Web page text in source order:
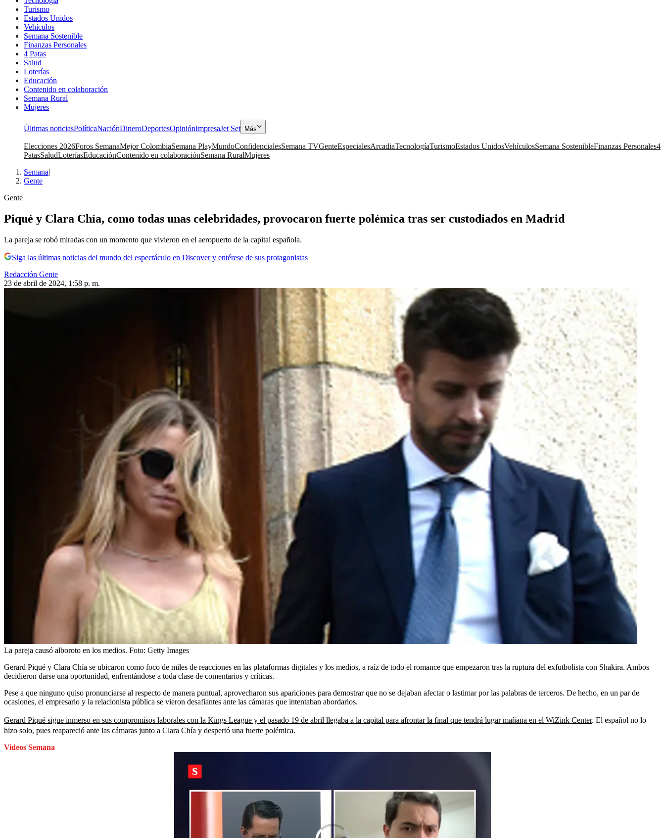
Turismo
Estados Unidos
Vehículos
Semana Sostenible
Finanzas Personales
4 Patas
Salud
Loterías
Educación
Contenido en colaboración
Semana Rural
Mujeres
Últimas noticiasPolíticaNaciónDineroDeportesOpiniónImpresaJet Set Más
Elecciones 2026Foros SemanaMejor ColombiaSemana PlayMundoConfidencialesSemana TVGenteEspecialesArcadiaTecnologíaTurismoEstados UnidosVehículosSemana SostenibleFinanzas Personales4
PatasSaludLoteríasEducaciónContenido en colaboraciónSemana RuralMujeres
Semana|
Gente
Gente
Piqué y Clara Chía, como todas unas celebridades, provocaron fuerte polémica tras ser custodiados en Madrid
La pareja se robó miradas con un momento que vivieron en el aeropuerto de la capital española.
Siga las últimas noticias del mundo del espectáculo en Discover y entérese de sus protagonistas
Redacción Gente
23 de abril de 2024, 1:58 p. m.
La pareja causó alboroto en los medios. Foto: Getty Images
Gerard Piqué y Clara Chía se ubicaron como foco de miles de reacciones en las plataformas digitales y los medios, a raíz de todo el romance que empezaron tras la ruptura del exfutbolista con Shakira. Ambos
decidieron darse una oportunidad, enfrentándose a toda clase de comentarios y críticas.
Pese a que ninguno quiso pronunciarse al respecto de manera puntual, aprovecharon sus apariciones para demostrar que no se dejaban afectar o lastimar por las palabras de terceros. De hecho, en un par de
ocasiones, el empresario y la relacionista pública se vieron desafiantes ante las cámaras que intentaban abordarlos.
Gerard Piqué sigue inmerso en sus compromisos laborales con la Kings League y el pasado 19 de abril llegaba a la capital para afrontar la final que tendrá lugar mañana en el WiZink Center. El español no lo
hizo solo, pues reapareció ante las cámaras junto a Clara Chía y despertó una fuerte polémica.
Videos Semana